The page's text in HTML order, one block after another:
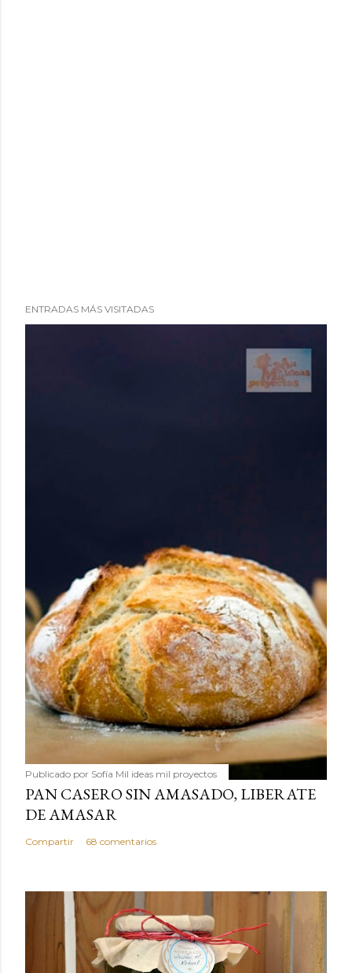
ENTRADAS MÁS VISITADAS
Publicado por Sofía Mil ideas mil proyectos
PAN CASERO SIN AMASADO, LIBERATE
DE AMASAR
Compartir 68 comentarios